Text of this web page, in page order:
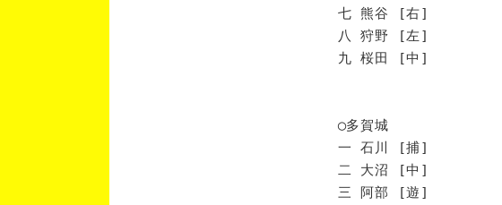
七 熊谷 [右]
八 狩野 [左]
九 桜田 [中]
◯多賀城
一 石川 [捕]
二 大沼 [中]
三 阿部 [遊]